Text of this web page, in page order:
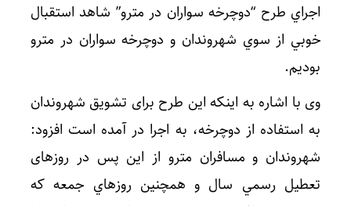
اجراي طرح “دوچرخه سواران در مترو” شاهد استقبال
خوبي از سوي شهروندان و دوچرخه سواران در مترو
بوديم.
وی با اشاره به اينكه اين طرح برای تشویق شهروندان
به استفاده از دوچرخه، به اجرا در آمده است افزود:
شهروندان و مسافران مترو از این پس در روزهای
تعطیل رسمي سال و همچنين روزهاي جمعه که